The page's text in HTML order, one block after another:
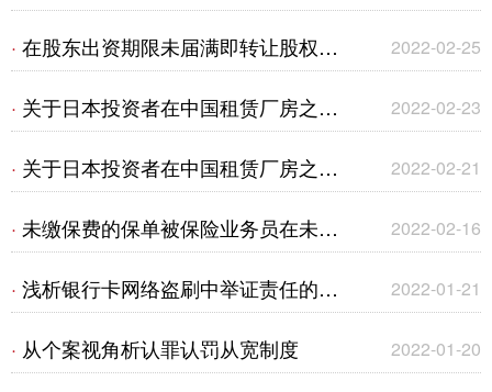
用？
· 在股东出资期限未届满即转让股权的
情形下，关于破产程序中追收未缴出
2022-02-25
· 关于日本投资者在中国租赁厂房之重
点问题、易争议问题及风险提示
2022-02-23
· 关于日本投资者在中国租赁厂房之重
点问题、易争议问题及风险提示
2022-02-21
· 未缴保费的保单被保险业务员在未经
投保人同意的情形下撤销，保险公司
2022-02-16
· 浅析银行卡网络盗刷中举证责任的承
担及认定标准
2022-01-21
· 从个案视角析认罪认罚从宽制度 2022-01-20